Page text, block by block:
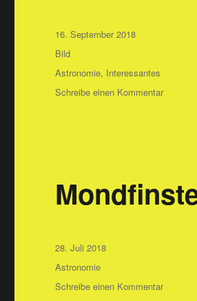
Veröffentlicht
am
16. September 2018
Format
Bild
Kategorien
Astronomie, Interessantes
Schreibe einen Kommentarzu
Veröffentlicht
am
28. Juli 2018
Kategorien
Astronomie
Schreibe einen Kommentarzu